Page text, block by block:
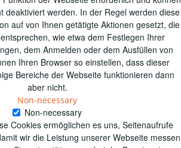
deaktiviert werden. In der Regel werden diese
auf von Ihnen getätigte Aktionen gesetzt, die
wie etwa dem Festlegen Ihrer
dem Anmelden oder dem Ausfüllen von
Ihren Browser so einstellen, dass dieser
Bereiche der Webseite funktionieren dann
aber nicht.
Non-necessary
Non-necessary
Cookies ermöglichen es uns, Seitenaufrufe
wir die Leistung unserer Webseite messen